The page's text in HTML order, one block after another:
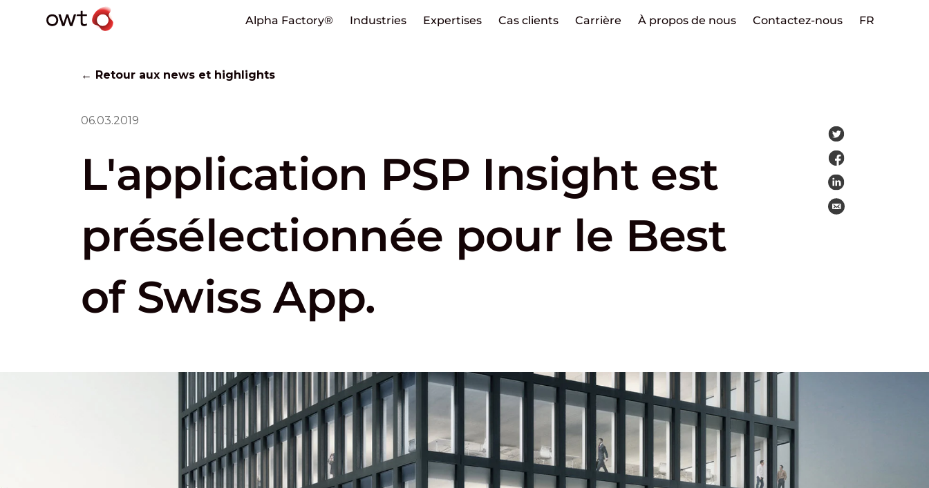
Alpha Factory® Industries Expertises Cas clients Carrière À propos de nous Contactez-nous FR
← Retour aux news et highlights
06.03.2019
L'application PSP Insight est
présélectionnée pour le Best
of Swiss App.